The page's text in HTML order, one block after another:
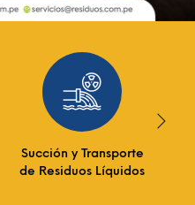
Succión y Transporte
de Residuos Líquidos